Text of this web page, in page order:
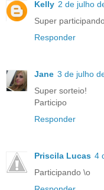
Kelly 2 de julho
Super
Responder
Jane 3 de julho
Super sorteio!
Participo
Responder
Priscila Lucas 4
Participando \o